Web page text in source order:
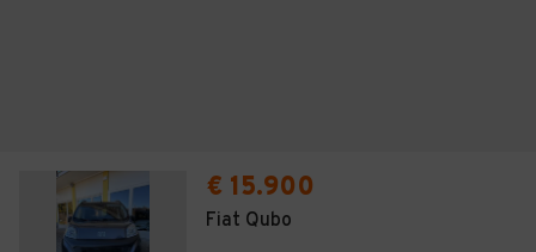
€ 15.900
Fiat Qubo